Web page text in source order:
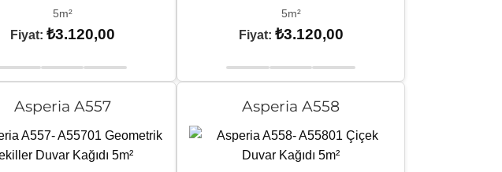
5m²
Fiyat: ₺3.120,00
5m²
Fiyat: ₺3.120,00
Asperia A557 Asperia A558